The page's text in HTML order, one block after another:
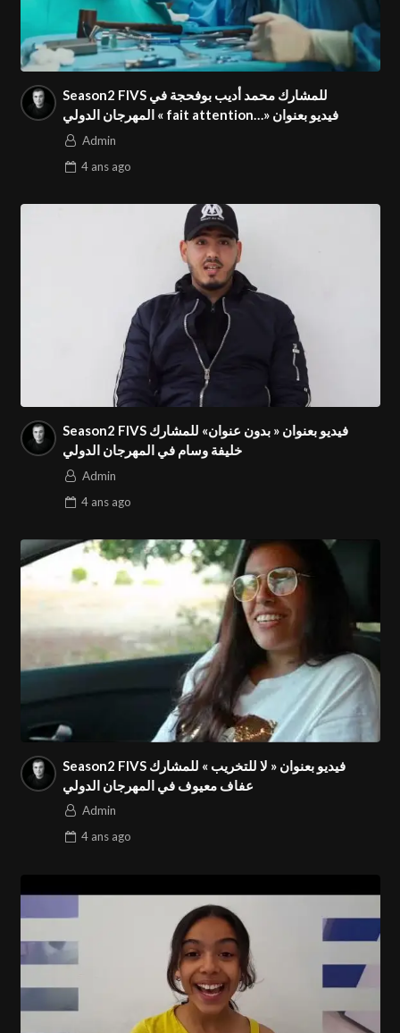
Season2 FIVS للمشارك محمد أديب بوفحجة في
المهرجان الدولي « fait attention…» فيديو بعنوان
Admin
4 ans ago
Season2 FIVS فيديو بعنوان « بدون عنوان» للمشارك
خليفة وسام في المهرجان الدولي
Admin
4 ans ago
Season2 FIVS فيديو بعنوان « لا للتخريب » للمشارك
عفاف معيوف في المهرجان الدولي
Admin
4 ans ago